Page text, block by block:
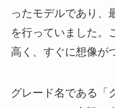
ったモデルであり、
を行っていました。
高く、すぐに想像が
グレード名である「